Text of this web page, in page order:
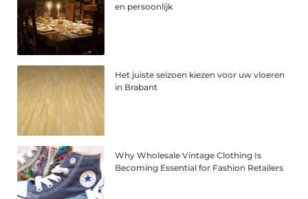
en persoonlijk
Het juiste seizoen kiezen voor uw vloeren
in Brabant
Why Wholesale Vintage Clothing Is
Becoming Essential for Fashion Retailers